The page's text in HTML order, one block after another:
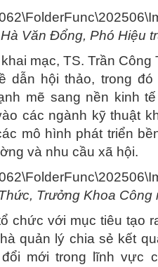
Văn Đổng, Phó Hiệu
mạc, TS. Trần
dẫn hội thảo, trong
mẽ sang nền kinh
các ngành kỹ thuật
mô hình phát triển
và nhu cầu xã hội.
Trưởng Khoa
chức với mục tiêu tạo
quản lý chia sẻ kết
mới trong lĩnh vực